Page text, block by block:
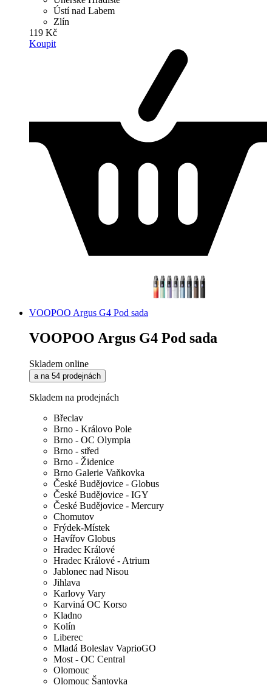
Ústí nad Labem
Zlín
119 Kč
Koupit
VOOPOO Argus G4 Pod sada
VOOPOO Argus G4 Pod sada
Skladem online
a na 54 prodejnách
Skladem na prodejnách
Břeclav
Brno - Královo Pole
Brno - OC Olympia
Brno - střed
Brno - Židenice
Brno Galerie Vaňkovka
České Budějovice - Globus
České Budějovice - IGY
České Budějovice - Mercury
Chomutov
Frýdek-Místek
Havířov Globus
Hradec Králové
Hradec Králové - Atrium
Jablonec nad Nisou
Jihlava
Karlovy Vary
Karviná OC Korso
Kladno
Kolín
Liberec
Mladá Boleslav VaprioGO
Most - OC Central
Olomouc
Olomouc Šantovka